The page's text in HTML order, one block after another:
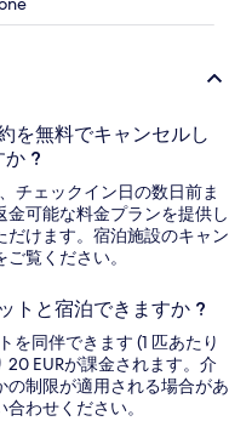
を無料でキャンセルし
か ?
チェックイン日の数日前ま
可能な料金プランを提供し
けます。宿泊施設のキャン
覧ください。
トと宿泊できますか ?
を同伴できます (1 匹あたり
20 EURが課金されます。介
制限が適用される場合があ
わせください。